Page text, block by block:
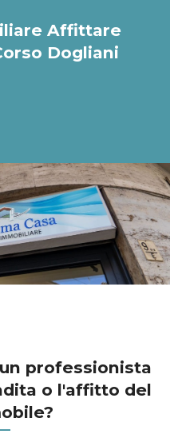
Affittare
Dogliani
professionista
o l'affitto del